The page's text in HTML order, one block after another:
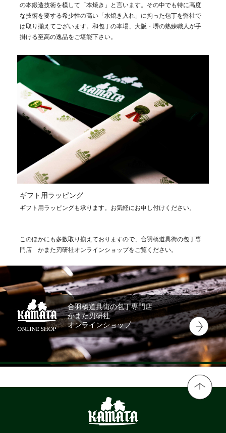
の本鍛造技術を模して「本焼き」と言います。その中でも特に高度
な技術を要する希少性の高い「水焼き入れ」に拘った包丁を弊社で
は取り揃えてございます。和包丁の本場、大阪・堺の熟練職人が手
掛ける至高の逸品をご堪能下さい。
ギフト用ラッピング
ギフト用ラッピングも承ります。お気軽にお申し付けください。
このほかにも多数取り揃えておりますので、合羽橋道具街の包丁専
門店 かまた刃研社オンラインショップをご覧ください。
合羽橋道具街の包丁専門店
かまた刃研社
オンラインショップ